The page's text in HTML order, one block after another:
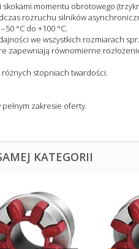
momentu obrotowego
rozruchu silników
°C do +100 °C.
we wszystkich rozmiarach
zapewniają równomierne
różnych stopniach twardości.
zakresie oferty.
KATEGORII